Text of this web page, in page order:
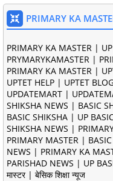
PRIMARY KA
PRIMARY KA MASTER |
PRYMARYKAMASTER |
PRIMARY KA MASTER |
UPTET HELP | UPTET
UPDATEMART |
SHIKSHA NEWS | BASIC
BASIC SHIKSHA | UP
SHIKSHA NEWS |
PRIMARY MASTER |
NEWS | PRIMARY KA
PARISHAD NEWS | UP
मास्टर | बेसिक शिक्षा न्यूज